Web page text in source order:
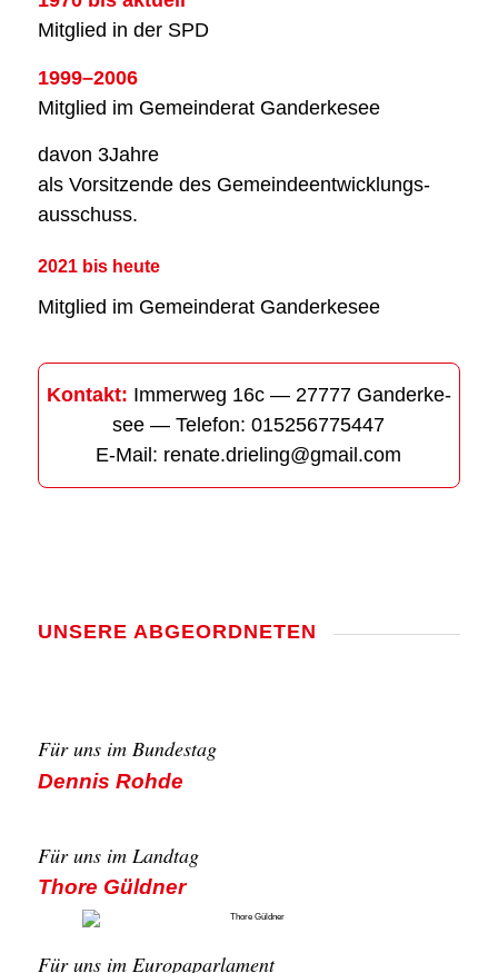
Mit­glied in der SPD
1999–2006
Mit­glied im Gemein­de­rat Gan­der­ke­see
davon 3Jahre
als Vor­sit­zen­de des Gemein­de­ent­wick­lungs­
aus­schuss.
2021 bis heu­te
Mit­glied im Gemein­de­rat Gan­der­ke­see
Kon­takt: Immer­weg 16c — 27777 Gan­der­ke­
see — Tele­fon: 015256775447
E‑Mail: renate.drieling@gmail.com
UNSE­RE ABGE­ORD­NE­TEN
Für uns im Bun­des­tag
Den­nis Roh­de
Für uns im Land­tag
Tho­re Güld­ner
Für uns im Euro­pa­par­la­ment